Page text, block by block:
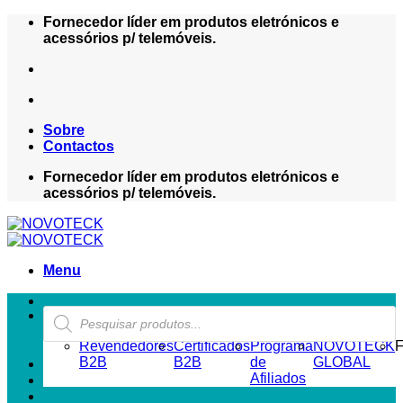
Skip
Fornecedor líder em produtos eletrónicos e
acessórios p/ telemóveis.
Sobre
Contactos
Fornecedor líder em produtos eletrónicos e
acessórios p/ telemóveis.
Menu
Products
search
ZONA REVENDEDOR-B2B
Revendedores
B2B
Certificados
B2B
Programa
de
Afiliados
NOVOTECK
GLOBAL